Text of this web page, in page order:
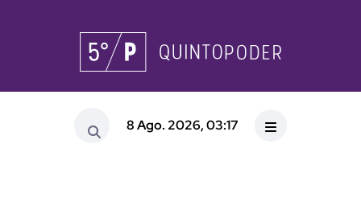
8 Ago. 2026, 03:17